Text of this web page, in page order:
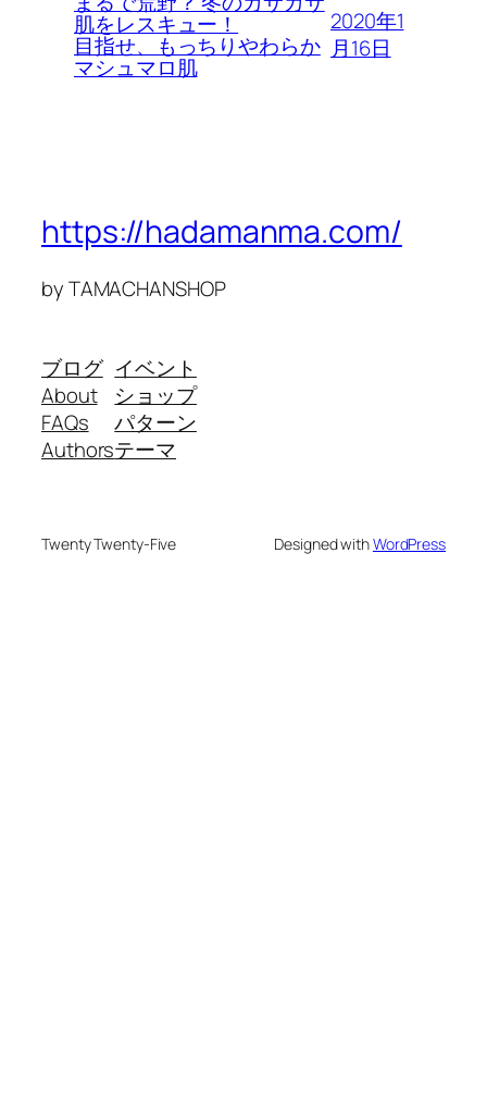
肌をレスキュー！
目指せ、もっちりやわらか
マシュマロ肌
2020年1
月16日
https://hadamanma.com/
by TAMACHANSHOP
ブログ
About
FAQs
Authors
イベント
ショップ
パターン
テーマ
Twenty Twenty-Five Designed withWordPress